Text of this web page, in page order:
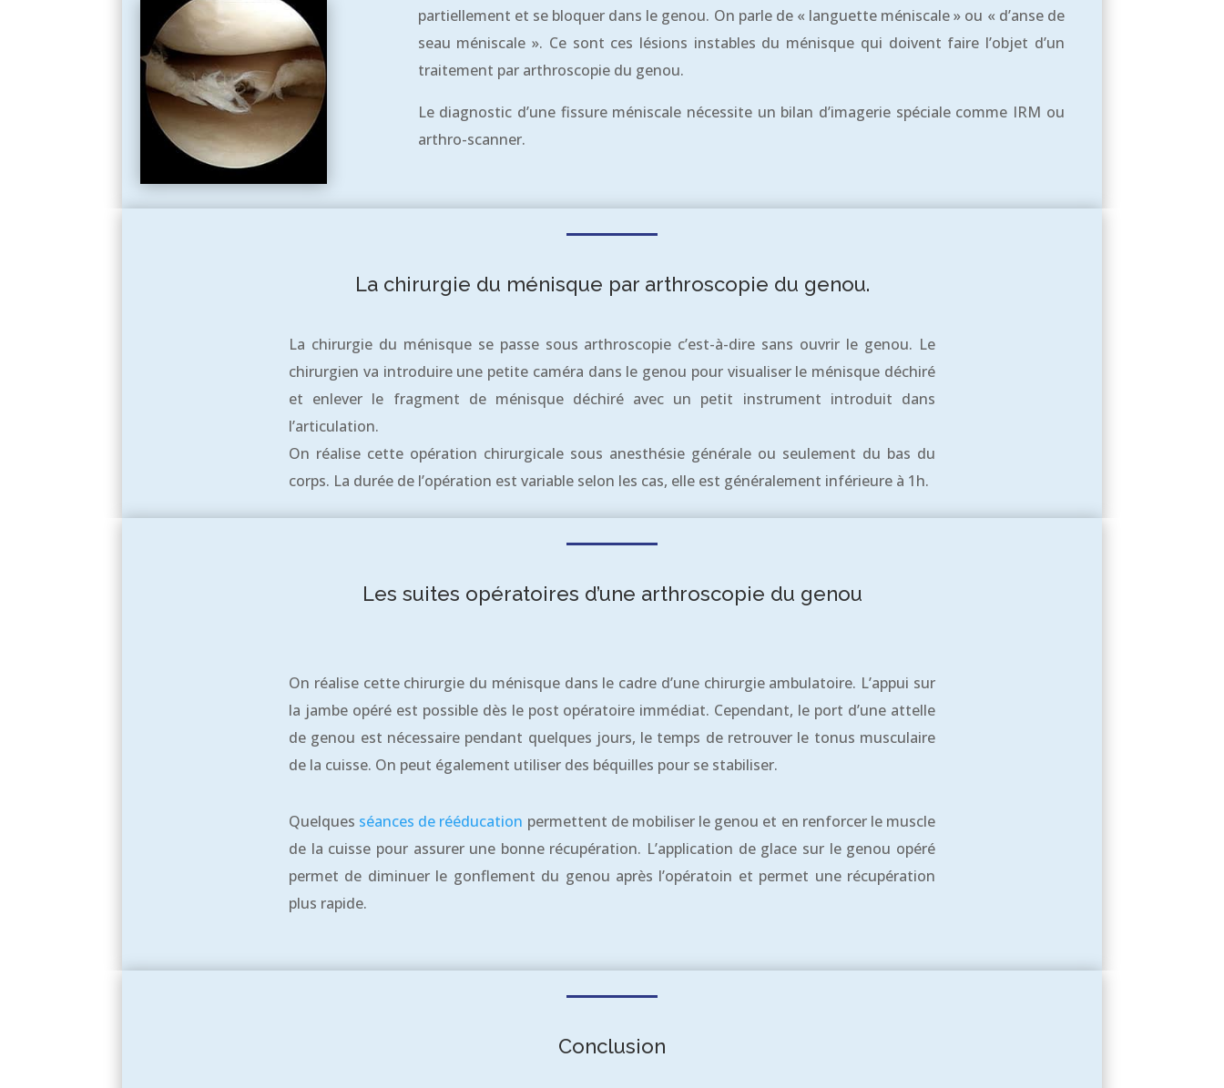
partiellement et se bloquer dans le genou. On parle de « languette méniscale » ou « d’anse de
seau méniscale ». Ce sont ces lésions instables du ménisque qui doivent faire l’objet d’un
traitement par arthroscopie du genou.
Le diagnostic d’une fissure méniscale nécessite un bilan d’imagerie spéciale comme IRM ou
arthro-scanner.
La chirurgie du ménisque par arthroscopie du genou.
La chirurgie du ménisque se passe sous arthroscopie c’est-à-dire sans ouvrir le genou. Le
chirurgien va introduire une petite caméra dans le genou pour visualiser le ménisque déchiré
et enlever le fragment de ménisque déchiré avec un petit instrument introduit dans
l’articulation.
On réalise cette opération chirurgicale sous anesthésie générale ou seulement du bas du
corps. La durée de l’opération est variable selon les cas, elle est généralement inférieure à 1h.
Les suites opératoires d’une arthroscopie du genou
On réalise cette chirurgie du ménisque dans le cadre d’une chirurgie ambulatoire. L’appui sur
la jambe opéré est possible dès le post opératoire immédiat. Cependant, le port d’une attelle
de genou est nécessaire pendant quelques jours, le temps de retrouver le tonus musculaire
de la cuisse. On peut également utiliser des béquilles pour se stabiliser.
Quelques séances de rééducation permettent de mobiliser le genou et en renforcer le muscle
de la cuisse pour assurer une bonne récupération. L’application de glace sur le genou opéré
permet de diminuer le gonflement du genou après l’opératoin et permet une récupération
plus rapide.
Conclusion